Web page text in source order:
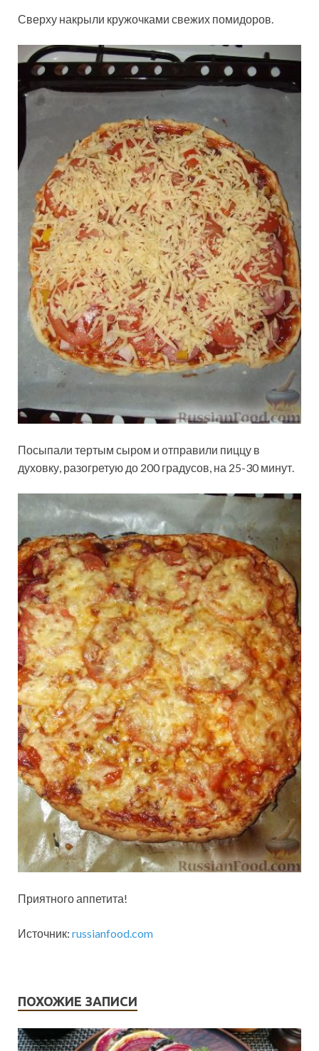
Сверху накрыли кружочками свежих помидоров.
Посыпали тертым сыром и отправили пиццу в
духовку, разогретую до 200 градусов, на 25-30 минут.
Приятного аппетита!
Источник: russianfood.com
ПОХОЖИЕ ЗАПИСИ